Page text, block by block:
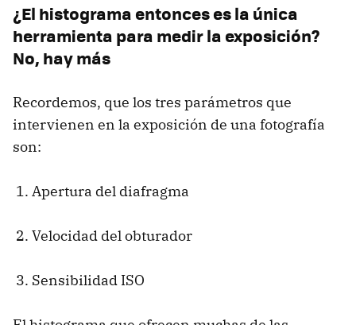
¿El histograma entonces es la única
herramienta para medir la exposición?
No, hay más
Recordemos, que los tres parámetros que
intervienen en la exposición de una fotografía
son:
Apertura del diafragma
Velocidad del obturador
Sensibilidad ISO